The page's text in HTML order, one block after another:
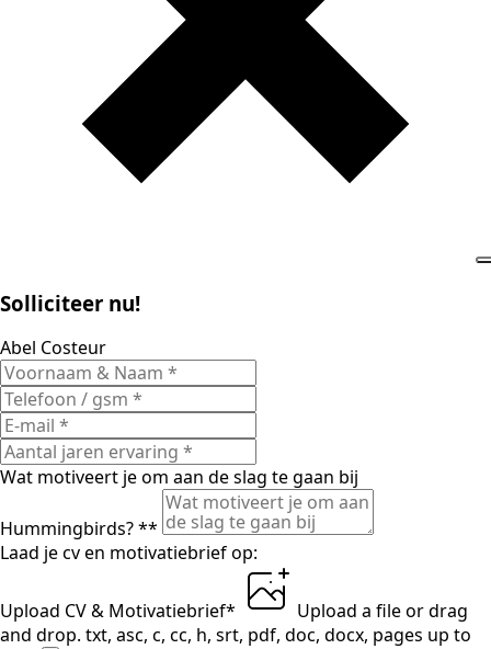
Solliciteer nu!
Abel Costeur
Wat motiveert je om aan de slag te gaan bij
Hummingbirds? **
Laad je cv en motivatiebrief op:
Upload CV & Motivatiebrief* Upload a fileor drag
and drop. txt, asc, c, cc, h, srt, pdf, doc, docx, pages up to